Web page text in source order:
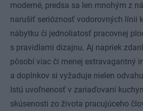
moderné, predsa sa len mnohým z
narušiť serióznosť vodorovných línii
nábytku či jednoliatosť pracovnej
s pravidlami dizajnu. Aj napriek
pôsobí viac či menej extravagantný
a doplnkov si vyžaduje nielen
Istú uvoľnenosť v zariaďovaní
skúsenosti zo života pracujúceho